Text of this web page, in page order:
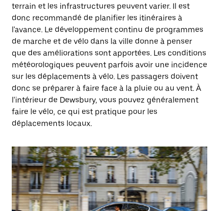
terrain et les infrastructures peuvent varier. Il est
donc recommandé de planifier les itinéraires à
l'avance. Le développement continu de programmes
de marche et de vélo dans la ville donne à penser
que des améliorations sont apportées. Les conditions
météorologiques peuvent parfois avoir une incidence
sur les déplacements à vélo. Les passagers doivent
donc se préparer à faire face à la pluie ou au vent. À
l'intérieur de Dewsbury, vous pouvez généralement
faire le vélo, ce qui est pratique pour les
déplacements locaux.